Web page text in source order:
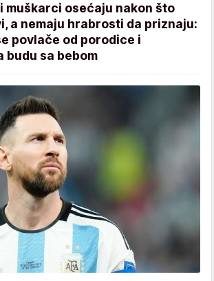
muškarci osećaju nakon što
a nemaju hrabrosti da priznaju:
povlače od porodice i
budu sa bebom